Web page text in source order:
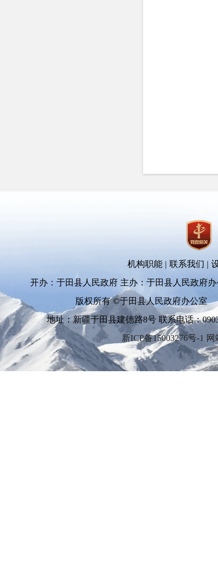
机构职能 | 联系我们 |
开办：于田县人民政府 主办：于田县人民政府
版权所有 ©于田县人民政府办公室
地址：新疆于田县建德路8号 联系电话：
新ICP备15003276号-1